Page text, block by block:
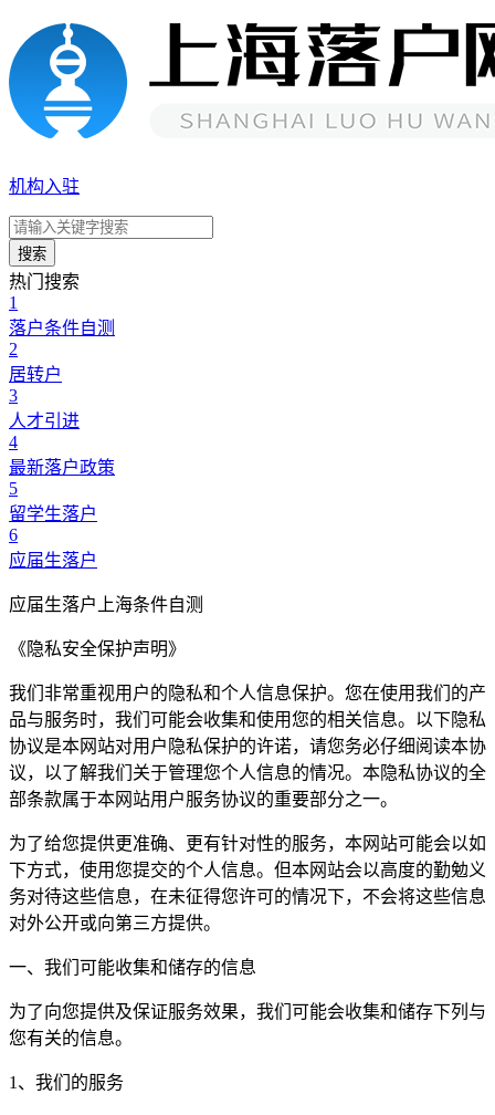
机构入驻
搜索
热门搜索
1
落户条件自测
2
居转户
3
人才引进
4
最新落户政策
5
留学生落户
6
应届生落户
应届生落户上海条件自测
《隐私安全保护声明》
我们非常重视用户的隐私和个人信息保护。您在使用我们的产
品与服务时，我们可能会收集和使用您的相关信息。以下隐私
协议是本网站对用户隐私保护的许诺，请您务必仔细阅读本协
议，以了解我们关于管理您个人信息的情况。本隐私协议的全
部条款属于本网站用户服务协议的重要部分之一。
为了给您提供更准确、更有针对性的服务，本网站可能会以如
下方式，使用您提交的个人信息。但本网站会以高度的勤勉义
务对待这些信息，在未征得您许可的情况下，不会将这些信息
对外公开或向第三方提供。
一、我们可能收集和储存的信息
为了向您提供及保证服务效果，我们可能会收集和储存下列与
您有关的信息。
1、我们的服务